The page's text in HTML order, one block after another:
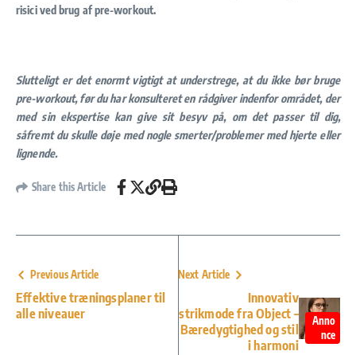
risici ved brug af pre-workout.
Slutteligt er det enormt vigtigt at understrege, at du ikke bør bruge
pre-workout, før du har konsulteret en rådgiver indenfor området, der
med sin ekspertise kan give sit besyv på, om det passer til dig,
såfremt du skulle døje med nogle smerter/problemer med hjerte eller
lignende.
Share this Article
Previous Article
Effektive træningsplaner til
alle niveauer
Next Article
Innovativ
strikmode fra Object –
Bæredygtighed og stil
i harmoni
Anno
nce